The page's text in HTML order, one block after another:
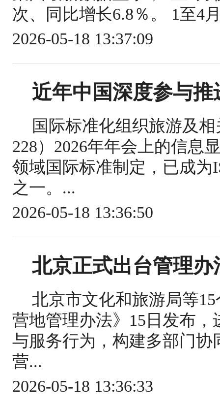
次、同比增长6.8％。 1至4
2026-05-18 13:37:09
近年中国深度参与
国际标准化组织旅游及
228）2026年年会上的信息
领域国际标准制定，已成为
之一。...
2026-05-18 13:36:50
北京正式出台管理
北京市文化和旅游局等
营地管理办法》15日发布
与服务行为，构建多部门
营...
2026-05-18 13:36:33